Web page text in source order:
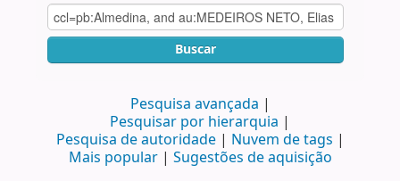
Buscar
Pesquisa avançada
Pesquisar por hierarquia
Pesquisa de autoridade
Nuvem de tags
Mais popular
Sugestões de aquisição